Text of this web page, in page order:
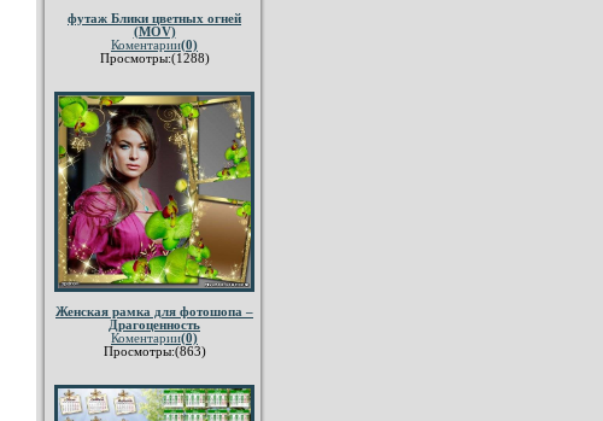
футаж Блики цветных огней
(MOV)
Коментарии(0)
Просмотры:(1288)
Женская рамка для фотошопа –
Драгоценность
Коментарии(0)
Просмотры:(863)